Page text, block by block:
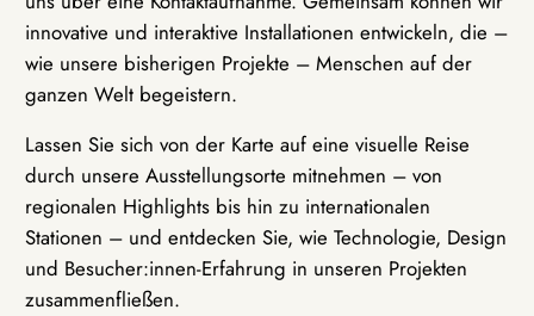
innovative und interaktive Installationen entwickeln, die –
wie unsere bisherigen Projekte – Menschen auf der
ganzen Welt begeistern.
Lassen Sie sich von der Karte auf eine visuelle Reise
durch unsere Ausstellungsorte mitnehmen – von
regionalen Highlights bis hin zu internationalen
Stationen – und entdecken Sie, wie Technologie, Design
und Besucher:innen-Erfahrung in unseren Projekten
zusammenfließen.